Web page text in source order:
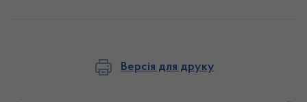
Версія для друку